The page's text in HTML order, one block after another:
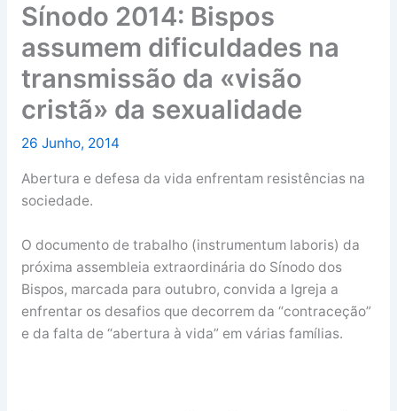
Sínodo 2014: Bispos
assumem dificuldades na
transmissão da «visão
cristã» da sexualidade
26 Junho, 2014
Abertura e defesa da vida enfrentam resistências na
sociedade.
O documento de trabalho (instrumentum laboris) da
próxima assembleia extraordinária do Sínodo dos
Bispos, marcada para outubro, convida a Igreja a
enfrentar os desafios que decorrem da “contraceção”
e da falta de “abertura à vida” em várias famílias.